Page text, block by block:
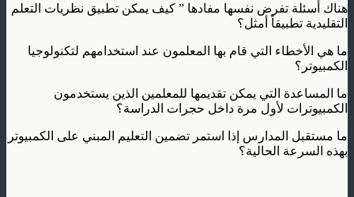
هناك أسئلة تفرض نفسها مفادها ” كيف يمكن تطبيق نظريات التعلم
التقليدية تطبيقاً أمثل؟
ما هي الأخطاء التي قام بها المعلمون عند استخدامهم لتكنولوجيا
الكمبيوتر؟
ما المساعدة التي يمكن تقديمها للمعلمين الذين يستخدمون
الكمبيوترات لأول مرة داخل حجرات الدراسة؟
ما مستقبل المدارس إذا استمر تضمين التعليم المبني على الكمبيوتر
بهذه السرعة الحالية؟